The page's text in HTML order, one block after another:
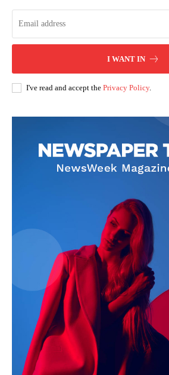
I WANT IN
I've read and accept the Privacy Policy.